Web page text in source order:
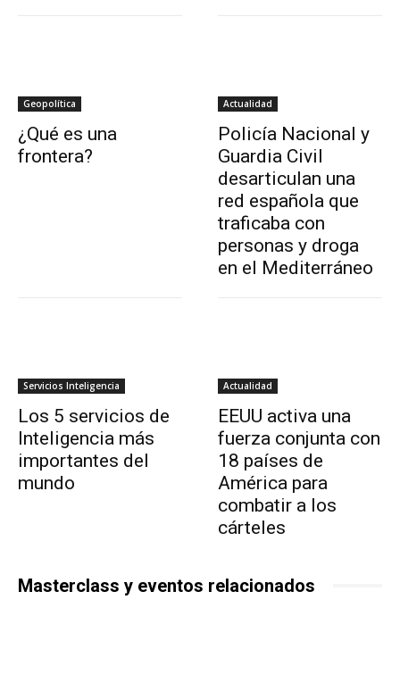
Geopolítica
¿Qué es una
frontera?
Actualidad
Policía Nacional y
Guardia Civil
desarticulan una
red española que
traficaba con
personas y droga
en el Mediterráneo
Servicios Inteligencia
Los 5 servicios de
Inteligencia más
importantes del
mundo
Actualidad
EEUU activa una
fuerza conjunta con
18 países de
América para
combatir a los
cárteles
Masterclass y eventos relacionados